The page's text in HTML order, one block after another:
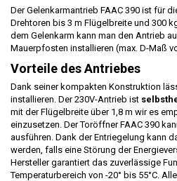
Der Gelenkarmantrieb FAAC 390 ist für
Drehtoren bis 3 m Flügelbreite und 300
dem Gelenkarm kann man den Antrieb
Mauerpfosten installieren (max. D-Maß
Vorteile des Antriebes
Dank seiner kompakten Konstruktion
installieren. Der 230V-Antrieb ist
mit der Flügelbreite über 1,8 m wir es
einzusetzen. Der Toröffner FAAC 390
ausführen. Dank der Entriegelung kann
werden, falls eine Störung der
Hersteller garantiert das zuverlässige
Temperaturbereich von -20° bis 55°C.